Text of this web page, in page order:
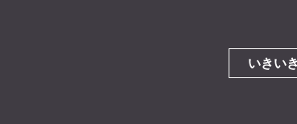
いきい